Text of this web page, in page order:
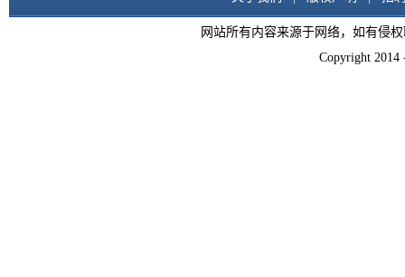
网站所有内容来源于网络，如有侵
Copyright 2014